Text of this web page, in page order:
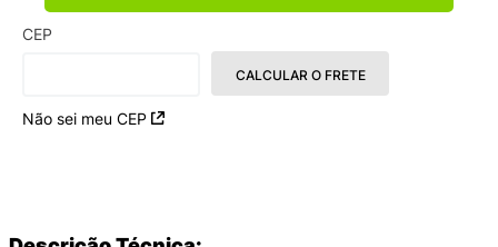
CEP
Não sei meu CEP
CALCULAR O FRETE